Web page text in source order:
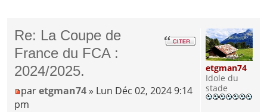
Re: La Coupe de
France du FCA :
2024/2025.
paretgman74 » Lun Déc 02, 2024 9:14
pm
etgman74
Idole du
stade